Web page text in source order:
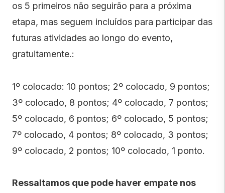
os 5 primeiros não seguirão para a próxima
etapa, mas seguem incluídos para participar das
futuras atividades ao longo do evento,
gratuitamente.:
1º colocado: 10 pontos; 2º colocado, 9 pontos;
3º colocado, 8 pontos; 4º colocado, 7 pontos;
5º colocado, 6 pontos; 6º colocado, 5 pontos;
7º colocado, 4 pontos; 8º colocado, 3 pontos;
9º colocado, 2 pontos; 10º colocado, 1 ponto.
Ressaltamos que pode haver empate nos